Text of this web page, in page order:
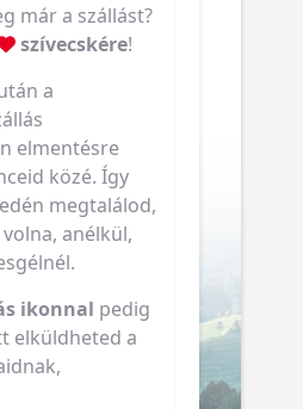
már a szállást?
szívecskére!
a
elmentésre
közé. Így
megtalálod,
anélkül,
ikonnal pedig
elküldheted a